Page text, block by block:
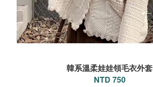
韓系溫柔娃娃領毛衣外套
NTD 750